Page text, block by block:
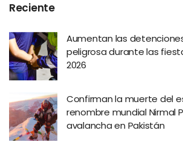
Reciente
Aumentan las
peligrosa durante las
2026
Confirman la muerte del
renombre mundial Nirmal
avalancha en Pakistán